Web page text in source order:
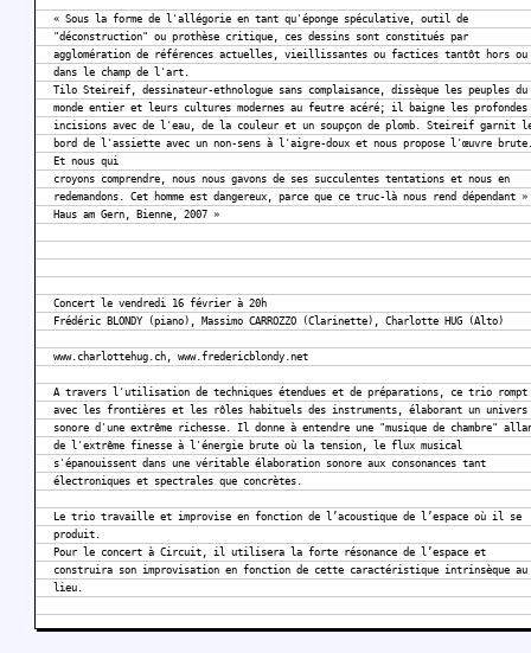
« Sous la forme de l'allégorie en tant qu'éponge spéculative, outil de
"déconstruction" ou prothèse critique, ces dessins sont constitués par
agglomération de références actuelles, vieillissantes ou factices tantôt hors ou
dans le champ de l'art.
Tilo Steireif, dessinateur-ethnologue sans complaisance, dissèque les peuples du
monde entier et leurs cultures modernes au feutre acéré; il baigne les profondes
incisions avec de l'eau, de la couleur et un soupçon de plomb. Steireif garnit
bord de l'assiette avec un non-sens à l'aigre-doux et nous propose l'œuvre
Et nous qui
croyons comprendre, nous nous gavons de ses succulentes tentations et nous en
redemandons. Cet homme est dangereux, parce que ce truc-là nous rend dépendant »
Haus am Gern, Bienne, 2007 »
Concert le vendredi 16 février à 20h
Frédéric BLONDY (piano), Massimo CARROZZO (Clarinette), Charlotte HUG (Alto)
www.charlottehug.ch, www.fredericblondy.net
A travers l'utilisation de techniques étendues et de préparations, ce trio rompt
avec les frontières et les rôles habituels des instruments, élaborant un univers
sonore d'une extrême richesse. Il donne à entendre une "musique de chambre"
de l'extrême finesse à l'énergie brute où la tension, le flux musical
s'épanouissent dans une véritable élaboration sonore aux consonances tant
électroniques et spectrales que concrètes.
Le trio travaille et improvise en fonction de l’acoustique de l’espace où il se
produit.
Pour le concert à Circuit, il utilisera la forte résonance de l’espace et
construira son improvisation en fonction de cette caractéristique intrinsèque au
lieu.